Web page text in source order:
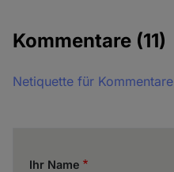
Kommentare (11)
Netiquette für Kommentare
Ihr Name